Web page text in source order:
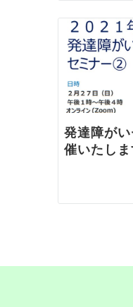
発達障が
催いたしま